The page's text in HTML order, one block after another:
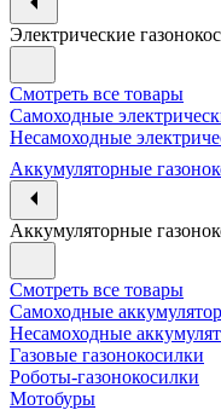
Электрические
Смотреть все товары
Самоходные
Несамоходные
Аккумуляторные
Аккумуляторные
Смотреть все товары
Самоходные
Несамоходные
Газовые газонокосилки
Роботы-газонокосилки
Мотобуры